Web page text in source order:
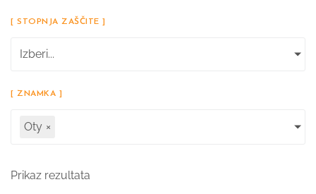
[ STOPNJA ZAŠČITE ]
Izberi...
[ ZNAMKA ]
Oty ×
Prikaz rezultata